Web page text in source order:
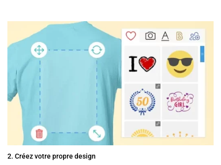
2. Créez votre propre design